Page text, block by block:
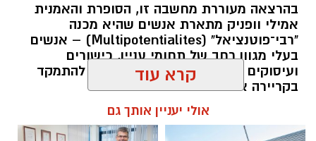
בהרצאה מעוררת מחשבה זו, הסופרת והאמנית
אמילי וופניק מתארת אנשים שהיא מכנה
"רבי־פוטנציאל" (Multipotentialites) – אנשים
בעלי מגוון רחב של תחומי עניין, כישורים
ועיסוקים שונים לאורך חייהם, במקום להתמקד
בקריירה אחת בלבד.
האם גם אתם כאלה?
קרא עוד
אולי יעניין אותך גם